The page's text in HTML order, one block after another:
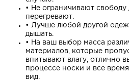
•
Не ограничивают
перегревают.
• Лучше любой другой
дышать.
•
На ваш выбор масса
материалов, которые
впитывают влагу, отлично
процессе носки и все
вид.